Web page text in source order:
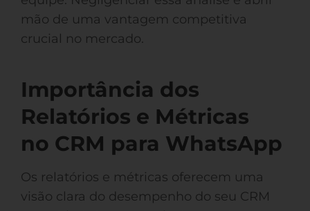
mão de uma vantagem competitiva
crucial no mercado.
Importância dos
Relatórios e Métricas
no CRM para WhatsApp
Os relatórios e métricas oferecem uma
visão clara do desempenho do seu CRM